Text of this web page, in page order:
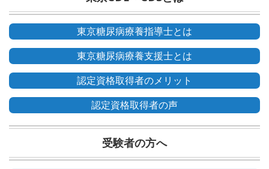
東京糖尿病療養指導士とは
東京糖尿病療養支援士とは
認定資格取得者のメリット
認定資格取得者の声
受験者の方へ